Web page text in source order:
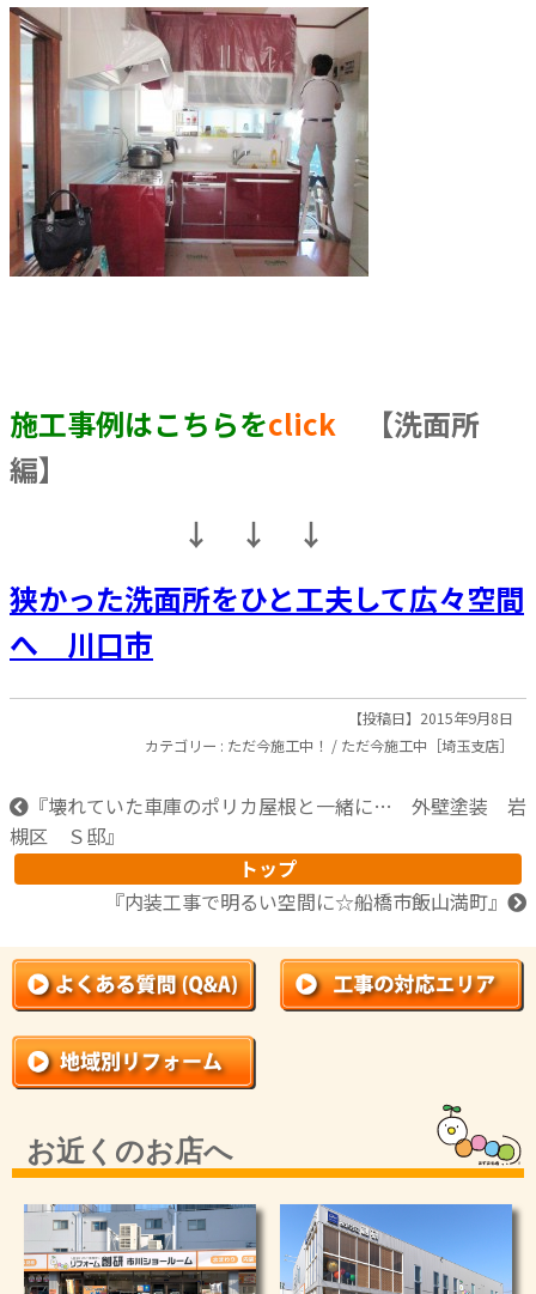
施工事例はこちらをclick 【洗面所
編】
↓ ↓ ↓
狭かった洗面所をひと工夫して広々空間
へ 川口市
【投稿日】2015年9月8日
カテゴリー : ただ今施工中！ / ただ今施工中［埼玉支店］
『壊れていた車庫のポリカ屋根と一緒に… 外壁塗装 岩
槻区 Ｓ邸』
トップ
『内装工事で明るい空間に☆船橋市飯山満町』
お近くのお店へ